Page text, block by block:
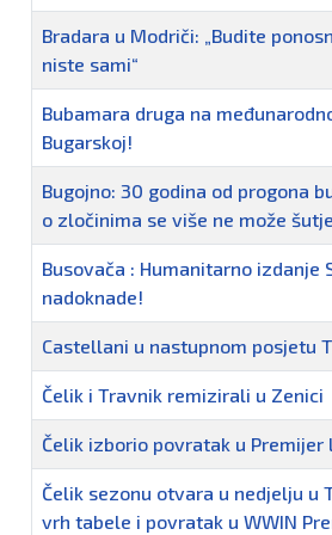
Bradara u Modriči: „Budite
niste sami“
Bubamara druga na
Bugarskoj!
Bugojno: 30 godina od progona
o zločinima se više ne može
Busovača : Humanitarno izdanje
nadoknade!
Castellani u nastupnom posjetu
Čelik i Travnik remizirali u Zenici
Čelik izborio povratak u Premijer
Čelik sezonu otvara u nedjelju u
vrh tabele i povratak u WWIN